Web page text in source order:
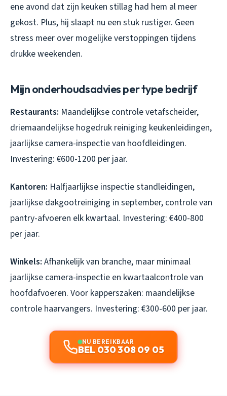
ene avond dat zijn keuken stillag had hem al meer
gekost. Plus, hij slaapt nu een stuk rustiger. Geen
stress meer over mogelijke verstoppingen tijdens
drukke weekenden.
Mijn onderhoudsadvies per type bedrijf
Restaurants: Maandelijkse controle vetafscheider,
driemaandelijkse hogedruk reiniging keukenleidingen,
jaarlijkse camera-inspectie van hoofdleidingen.
Investering: €600-1200 per jaar.
Kantoren: Halfjaarlijkse inspectie standleidingen,
jaarlijkse dakgootreiniging in september, controle van
pantry-afvoeren elk kwartaal. Investering: €400-800
per jaar.
Winkels: Afhankelijk van branche, maar minimaal
jaarlijkse camera-inspectie en kwartaalcontrole van
hoofdafvoeren. Voor kapperszaken: maandelijkse
controle haarvangers. Investering: €300-600 per jaar.
NU BEREIKBAAR
BEL 030 308 09 05